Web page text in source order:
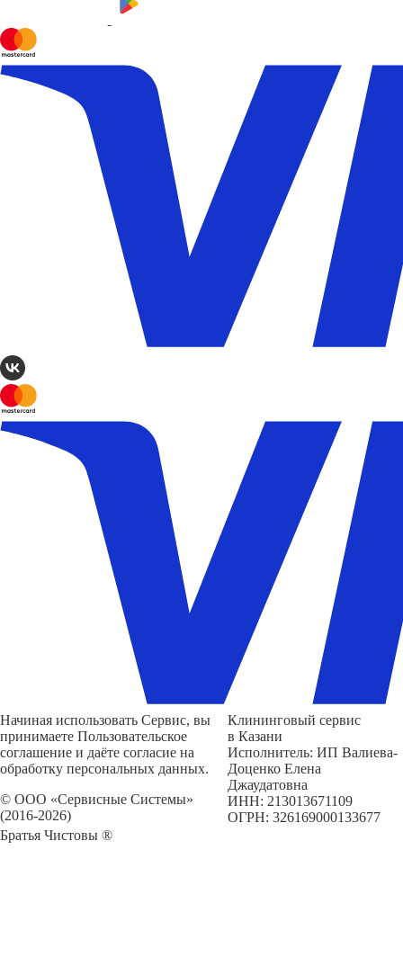
Начиная использовать Сервис, вы
принимаете Пользовательское
соглашение и даёте согласие на
обработку персональных данных.
© ООО «Сервисные Системы»
(2016-2026)
Братья Чистовы ®
Клининговый сервис
в Казани
Исполнитель: ИП Валиева-
Доценко Елена
Джаудатовна
ИНН: 213013671109
ОГРН: 326169000133677